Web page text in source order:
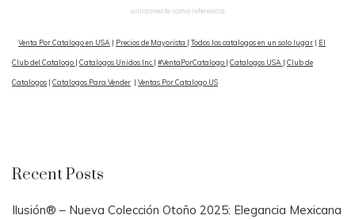
unicamente como referencia.
Venta Por Catalogo en USA | Precios de Mayorista | Todos los catalogos en un solo lugar | El
Club del Catalogo | Catalogos Unidos Inc | #VentaPorCatalogo | Catalogos USA | Club de
Catalogos | Catalogos Para Vender | Ventas Por Catalogo US
Recent Posts
Ilusión® – Nueva Colección Otoño 2025: Elegancia Mexicana